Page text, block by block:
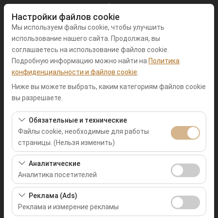
Настройки файлов cookie
Мы используем файлы cookie, чтобы улучшить
использование нашего сайта. Продолжая, вы
соглашаетесь на использование файлов cookie.
Подробную информацию можно найти на Политика
конфиденциальности и файлов cookie
Ниже вы можете выбрать, каким категориям файлов cookie
вы разрешаете.
Обязательные и технические
Файлы cookie, необходимые для работы
страницы. (Нельзя изменить)
Эти файлы cookie необходимы для корректной
работы сайта, безопасности, управления сеансами и
базовых функций. Их нельзя отключить.
Аналитические
Аналитика посетителей
Эти файлы cookie позволяют нам анализировать, как
используется наш сайт (количество посетителей,
самые посещаемые страницы, поведение
Реклама (Ads)
Реклама и измерение рекламы
Чувствительный элемент
Muğla Фетхие
Указать другое место возврата машины
Дата и время пуска
09:00
Дата и время возврата